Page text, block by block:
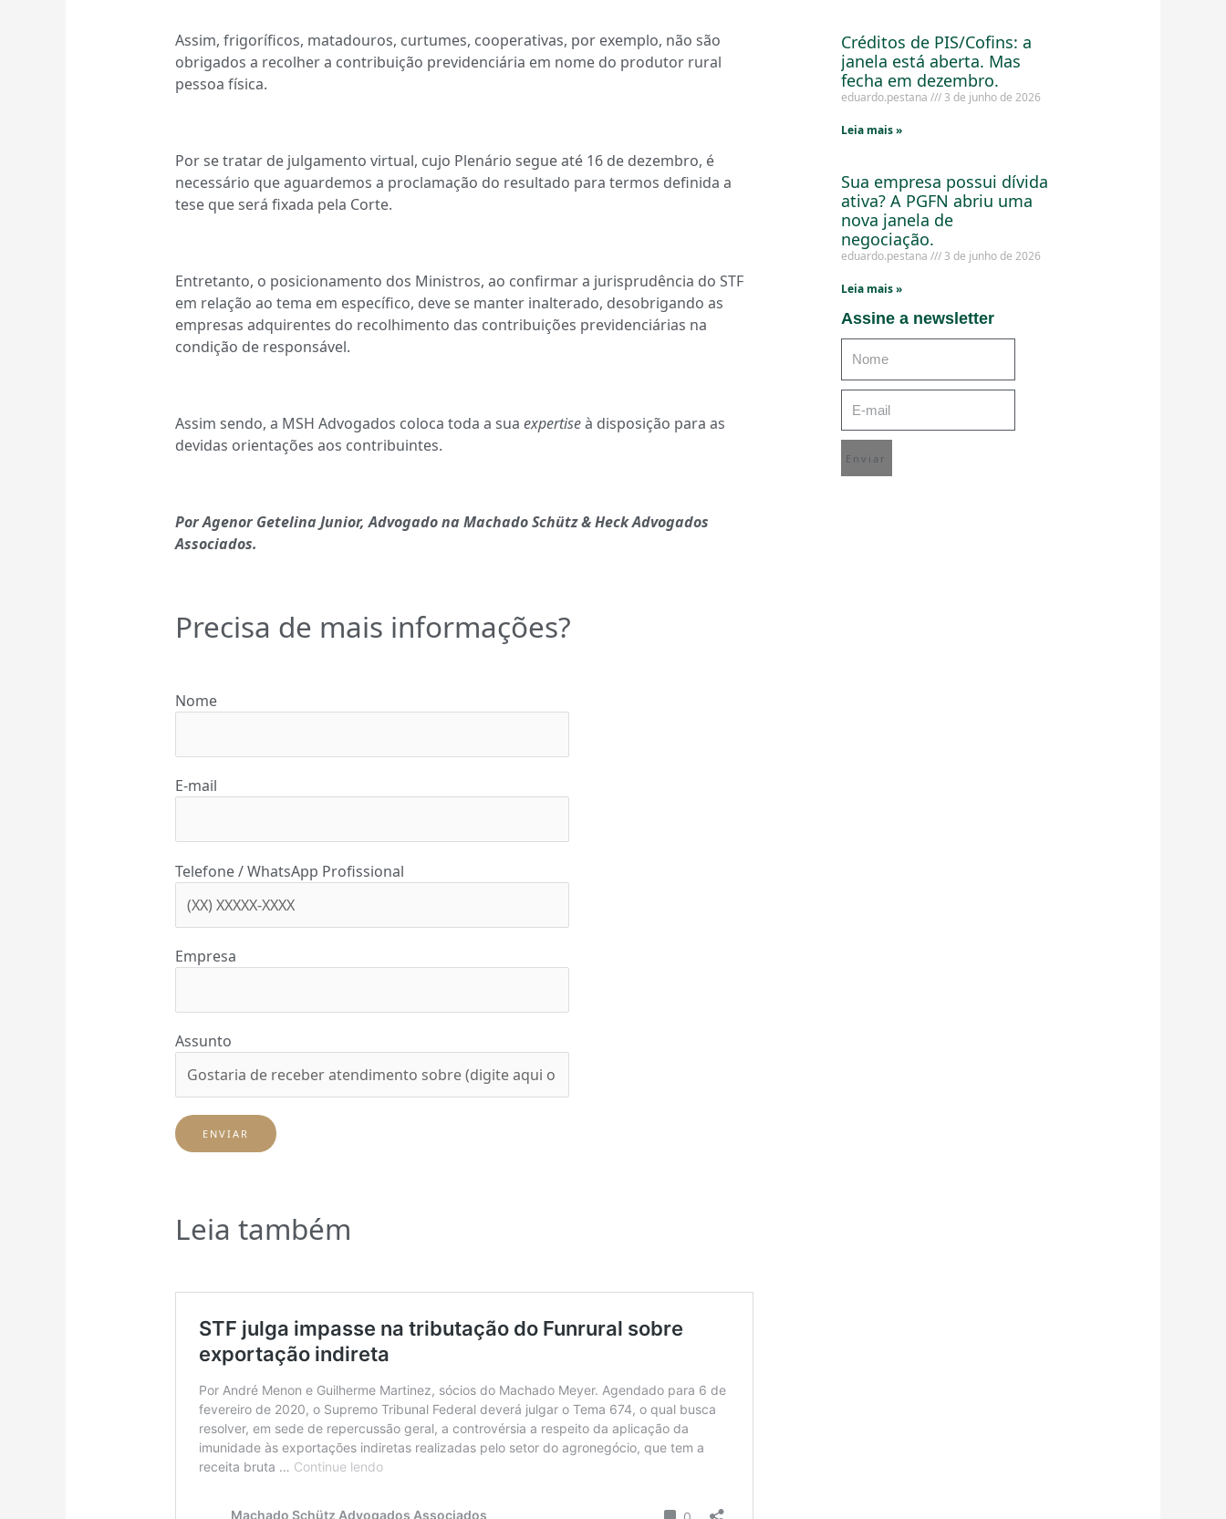
Assim, frigoríficos, matadouros, curtumes, cooperativas, por exemplo, não são
obrigados a recolher a contribuição previdenciária em nome do produtor rural
pessoa física.
Por se tratar de julgamento virtual, cujo Plenário segue até 16 de dezembro, é
necessário que aguardemos a proclamação do resultado para termos definida a
tese que será fixada pela Corte.
Entretanto, o posicionamento dos Ministros, ao confirmar a jurisprudência do STF
em relação ao tema em específico, deve se manter inalterado, desobrigando as
empresas adquirentes do recolhimento das contribuições previdenciárias na
condição de responsável.
Assim sendo, a MSH Advogados coloca toda a suaexpertiseà disposição para as
devidas orientações aos contribuintes.
Por Agenor Getelina Junior, Advogado na Machado Schütz & Heck Advogados
Associados.
Precisa de mais informações?
Nome
E-mail
Telefone / WhatsApp Profissional
Empresa
Assunto
Leia também
Créditos de PIS/Cofins: a
janela está aberta. Mas
fecha em dezembro.
eduardo.pestana 3 de junho de 2026
Leia mais »
Sua empresa possui dívida
ativa? A PGFN abriu uma
nova janela de
negociação.
eduardo.pestana 3 de junho de 2026
Leia mais »
Assine a newsletter
Enviar